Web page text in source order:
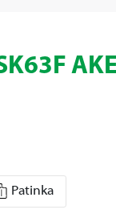
Patinka